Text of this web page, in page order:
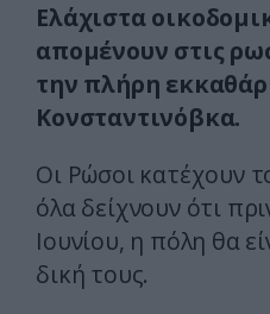
Ελάχιστα
απομένουν στις
την πλήρη
Κονσταντινόβκα.
Οι Ρώσοι κατέχουν
όλα δείχνουν ότι
Ιουνίου, η πόλη θα
δική τους.